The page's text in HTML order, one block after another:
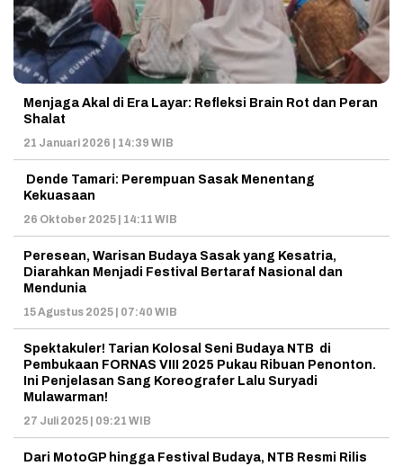
Menjaga Akal di Era Layar: Refleksi Brain Rot dan Peran
Shalat
21 Januari 2026 | 14:39 WIB
Dende Tamari: Perempuan Sasak Menentang
Kekuasaan
26 Oktober 2025 | 14:11 WIB
Peresean, Warisan Budaya Sasak yang Kesatria,
Diarahkan Menjadi Festival Bertaraf Nasional dan
Mendunia
15 Agustus 2025 | 07:40 WIB
Spektakuler! Tarian Kolosal Seni Budaya NTB di
Pembukaan FORNAS VIII 2025 Pukau Ribuan Penonton.
Ini Penjelasan Sang Koreografer Lalu Suryadi
Mulawarman!
27 Juli 2025 | 09:21 WIB
Dari MotoGP hingga Festival Budaya, NTB Resmi Rilis